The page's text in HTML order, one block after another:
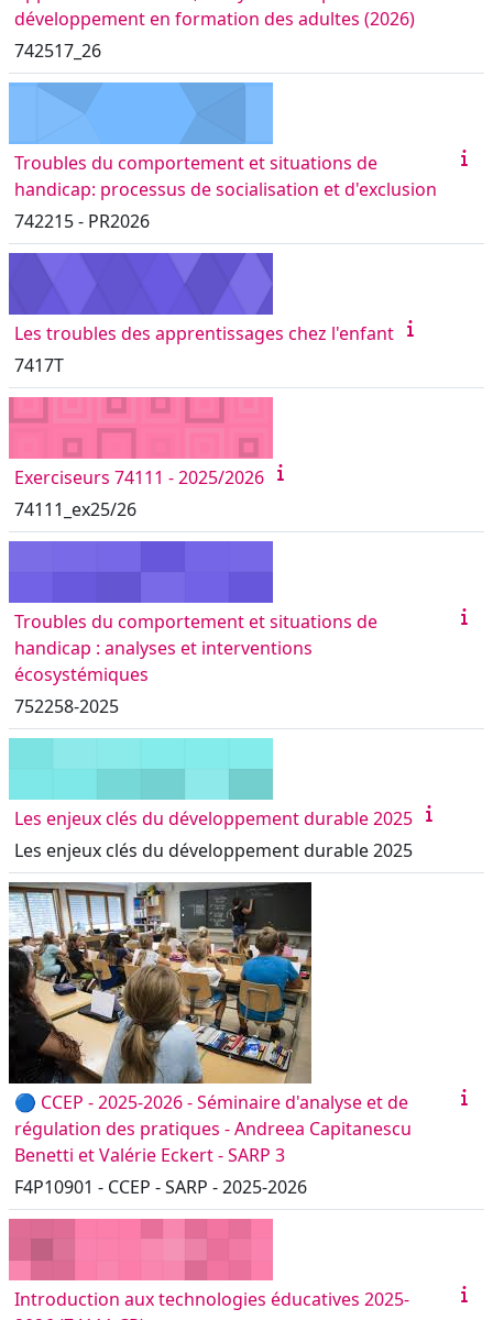
développement en formation des adultes (2026)
742517_26
Troubles du comportement et situations de
handicap: processus de socialisation et d'exclusion
742215 - PR2026
Les troubles des apprentissages chez l'enfant
7417T
Exerciseurs 74111 - 2025/2026
74111_ex25/26
Troubles du comportement et situations de
handicap : analyses et interventions
écosystémiques
752258-2025
Les enjeux clés du développement durable 2025
Les enjeux clés du développement durable 2025
🔵 CCEP - 2025-2026 - Séminaire d'analyse et de
régulation des pratiques - Andreea Capitanescu
Benetti et Valérie Eckert - SARP 3
F4P10901 - CCEP - SARP - 2025-2026
Introduction aux technologies éducatives 2025-